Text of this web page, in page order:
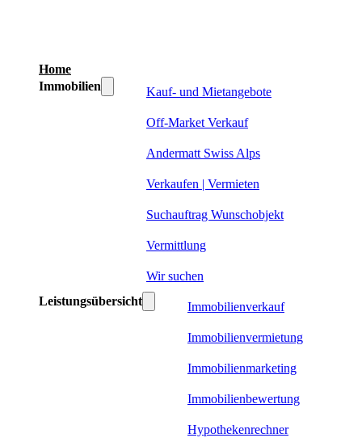
Home
Immobilien
Kauf- und Mietangebote
Off-Market Verkauf
Andermatt Swiss Alps
Verkaufen | Vermieten
Suchauftrag Wunschobjekt
Vermittlung
Wir suchen
Leistungsübersicht
Immobilienverkauf
Immobilienvermietung
Immobilienmarketing
Immobilienbewertung
Hypothekenrechner